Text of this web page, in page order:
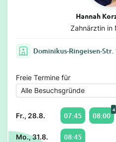
Hannah
Zahnärztin in
Dominikus-Ringeisen-
Freie Termine für
Fr., 28.8. 07:45 08:00
4
Mo., 31.8. 08:45